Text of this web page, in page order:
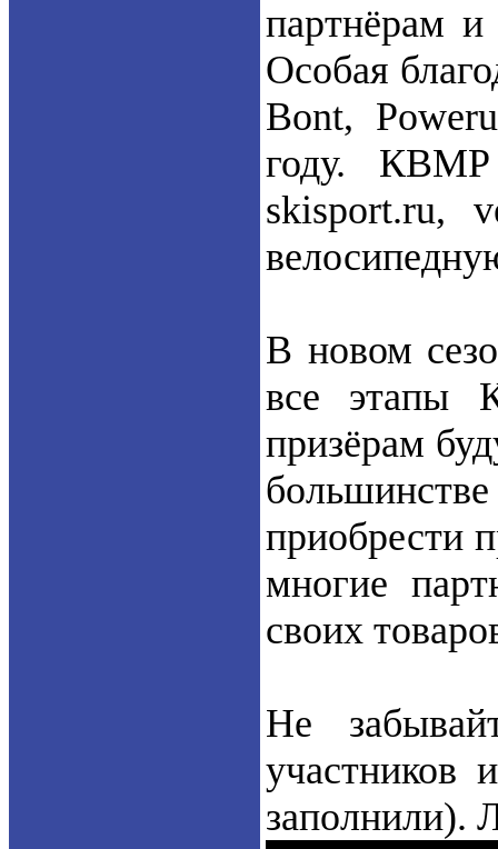
партнёрам
Особая
Bont,
году. КВМР
skisport.ru,
В новом
все этапы
призёрам
приобрести
многие
своих
Не
участников
заполнили).